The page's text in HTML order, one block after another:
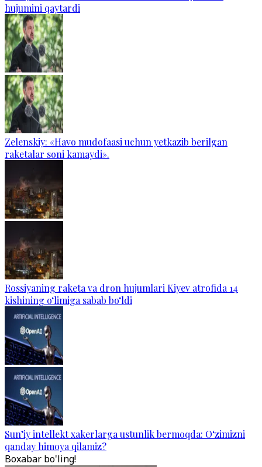
hujumini qaytardi
Zelenskiy: «Havo mudofaasi uchun yetkazib berilgan
raketalar soni kamaydi».
Rossiyaning raketa va dron hujumlari Kiyev atrofida 14
kishining o‘limiga sabab bo‘ldi
Sun’iy intellekt xakerlarga ustunlik bermoqda: O‘zimizni
qanday himoya qilamiz?
Boxabar bo'ling!